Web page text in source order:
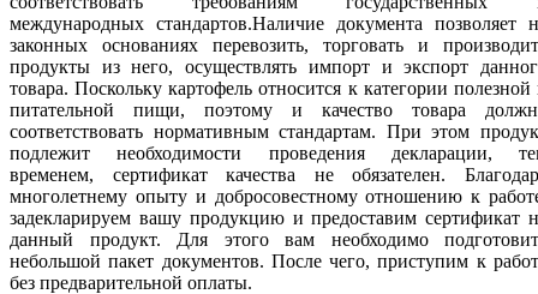
международных стандартов.Наличие документа позволяет
законных основаниях перевозить, торговать и
продукты из него, осуществлять импорт и экспорт
товара. Поскольку картофель относится к категории полезной
питательной пищи, поэтому и качество товара
соответствовать нормативным стандартам. При этом
подлежит необходимости проведения декларации,
временем, сертификат качества не обязателен.
многолетнему опыту и добросовестному отношению к
задекларируем вашу продукцию и предоставим сертификат
данный продукт. Для этого вам необходимо
небольшой пакет документов. После чего, приступим к
без предварительной оплаты.